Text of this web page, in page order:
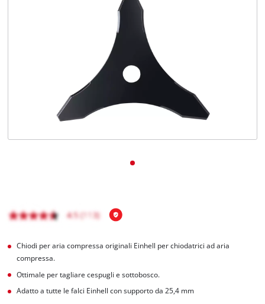
Chiodi per aria compressa originali Einhell per chiodatrici ad aria
compressa.
Ottimale per tagliare cespugli e sottobosco.
Adatto a tutte le falci Einhell con supporto da 25,4 mm